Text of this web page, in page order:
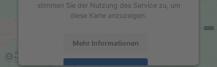
stimmen Sie der Nutzung des Service zu, um
diese Karte anzuzeigen.
Mehr Informationen